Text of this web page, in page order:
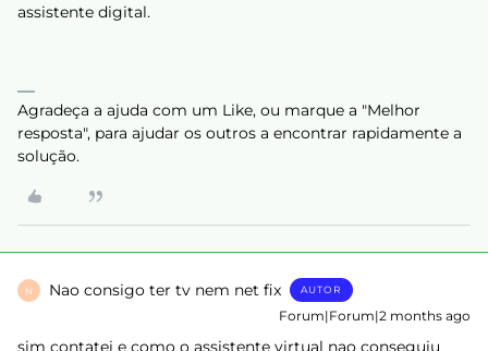
assistente digital.
Agradeça a ajuda com um Like, ou marque a "Melhor
resposta", para ajudar os outros a encontrar rapidamente a
solução.
N Nao consigo ter tv nem net fix AUTOR
Forum|Forum|2 months ago
sim contatei e como o assistente virtual nao conseguiu